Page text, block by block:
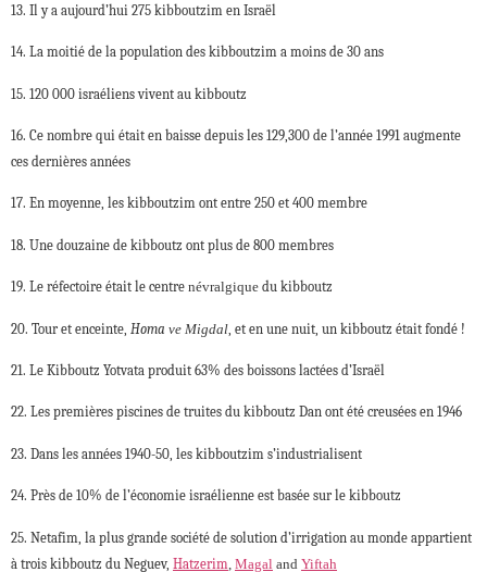
13. Il y a aujourd’hui 275 kibboutzim en Israël
14. La moitié de la population des kibboutzim a moins de 30 ans
15. 120 000 israéliens vivent au kibboutz
16. Ce nombre qui était en baisse depuis les 129,300 de l’année 1991 augmente
ces dernières années
17. En moyenne, les kibboutzim ont entre 250 et 400 membre
18. Une douzaine de kibboutz ont plus de 800 membres
19. Le réfectoire était le centre névralgique du kibboutz
20. Tour et enceinte, Homa ve Migdal , et en une nuit, un kibboutz était fondé !
21. Le Kibboutz Yotvata produit 63% des boissons lactées d’Israël
22. Les premières piscines de truites du kibboutz Dan ont été creusées en 1946
23. Dans les années 1940-50, les kibboutzim s’industrialisent
24. Près de 10% de l’économie israélienne est basée sur le kibboutz
25. Netafim, la plus grande société de solution d’irrigation au monde appartient
à trois kibboutz du Neguev, Hatzerim Magal and Yiftah